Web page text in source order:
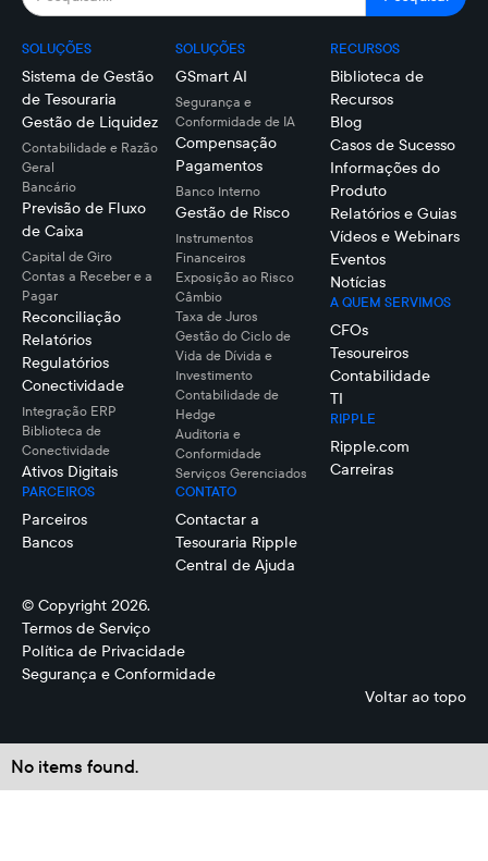
SOLUÇÕES
Sistema de Gestão
de Tesouraria
Gestão de Liquidez
Contabilidade e Razão
Geral
Bancário
Previsão de Fluxo
de Caixa
Capital de Giro
Contas a Receber e a
Pagar
Reconciliação
Relatórios
Regulatórios
Conectividade
Integração ERP
Biblioteca de
Conectividade
Ativos Digitais
PARCEIROS
Parceiros
Bancos
SOLUÇÕES
GSmart AI
Segurança e
Conformidade de IA
Compensação
Pagamentos
Banco Interno
Gestão de Risco
Instrumentos
Financeiros
Exposição ao Risco
Câmbio
Taxa de Juros
Gestão do Ciclo de
Vida de Dívida e
Investimento
Contabilidade de
Hedge
Auditoria e
Conformidade
Serviços Gerenciados
CONTATO
Contactar a
Tesouraria Ripple
Central de Ajuda
RECURSOS
Biblioteca de
Recursos
Blog
Casos de Sucesso
Informações do
Produto
Relatórios e Guias
Vídeos e Webinars
Eventos
Notícias
A QUEM SERVIMOS
CFOs
Tesoureiros
Contabilidade
TI
RIPPLE
Ripple.com
Carreiras
© Copyright 2026.
Termos de Serviço
Política de Privacidade
Segurança e Conformidade
Voltar ao topo
No items found.